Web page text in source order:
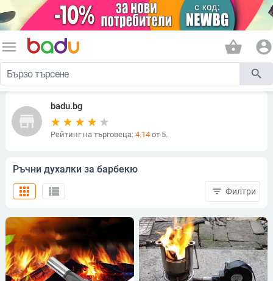
menu shopping_basket account_circle
search
store
badu.bg
Рейтинг на търговеца: 4.14от 5.
Ръчни духалки за барбекю
view_list
apps filter_list Филтри